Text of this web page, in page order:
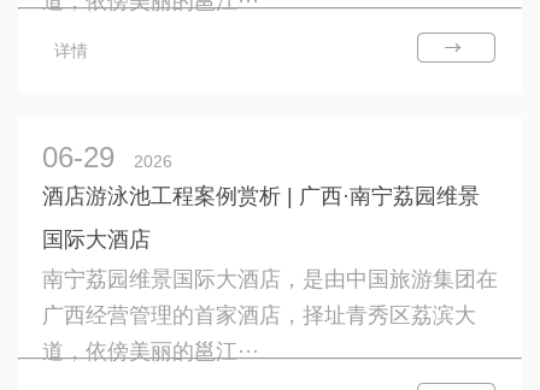
详情
06-29 2026
酒店游泳池工程案例赏析 | 广西·南宁荔园维景
国际大酒店
南宁荔园维景国际大酒店，是由中国旅游集团在
广西经营管理的首家酒店，择址青秀区荔滨大
道，依傍美丽的邕江···